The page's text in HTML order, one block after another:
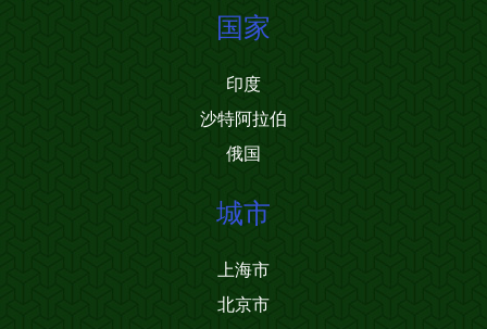
国家
印度
沙特阿拉伯
俄国
城市
上海市
北京市